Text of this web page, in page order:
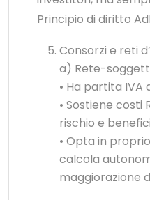
Principio di diritto
Consorzi e reti
a) Rete-
• Ha partita IVA
• Sostiene costi
rischio e
• Opta in
calcola
maggiorazione